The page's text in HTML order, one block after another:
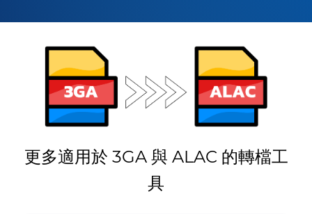
更多適用於 3GA 與 ALAC 的轉檔工
具